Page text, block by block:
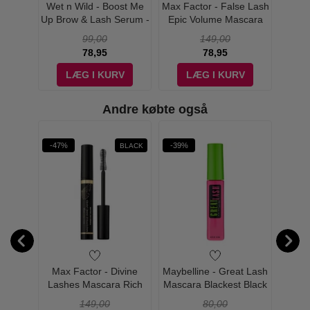
Wet n Wild - Boost Me
Up Brow & Lash Serum -
99,00
78,95
LÆG I KURV
Max Factor - False Lash
Epic Volume Mascara
149,00
78,95
LÆG I KURV
Andre købte også
-47% BLACK
Max Factor - Divine
Lashes Mascara Rich
149,00
-39%
Maybelline - Great Lash
Mascara Blackest Black
80,00